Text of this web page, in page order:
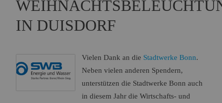
IN DUISDORF
Vielen Dank an die Stadtwerke Bonn.
Neben vielen anderen Spendern,
unterstützen die Stadtwerke Bonn auch
in diesem Jahr die Wirtschafts- und
Name:
Session
Cookies:
PHPSESSID
Resolution
Zweck:
Speichert die Auflösung des Browserfensters
Cookies:
resolution
Dauer der Browsersitzung